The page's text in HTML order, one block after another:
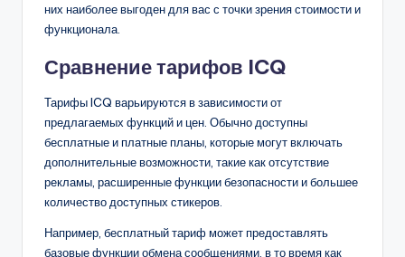
них наиболее выгоден для вас с точки зрения стоимости и
функционала.
Сравнение тарифов ICQ
Тарифы ICQ варьируются в зависимости от
предлагаемых функций и цен. Обычно доступны
бесплатные и платные планы, которые могут включать
дополнительные возможности, такие как отсутствие
рекламы, расширенные функции безопасности и большее
количество доступных стикеров.
Например, бесплатный тариф может предоставлять
базовые функции обмена сообщениями, в то время как